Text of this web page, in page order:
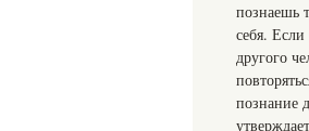
познаешь
себя. Если
другого
познание